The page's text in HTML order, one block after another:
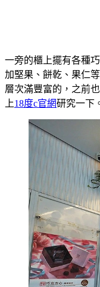
一旁的櫃上擺有各種
加堅果、餅乾、果仁
層次滿豐富的，之前
上18度c官網研究一下